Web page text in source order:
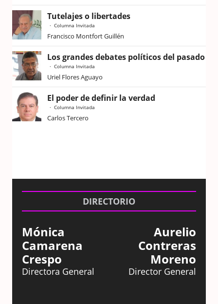
Tutelajes o libertades
Columna Invitada
Francisco Montfort Guillén
Los grandes debates políticos del pasado
Columna Invitada
Uriel Flores Aguayo
El poder de definir la verdad
Columna Invitada
Carlos Tercero
DIRECTORIO
Mónica
Camarena
Crespo
Directora General
Aurelio
Contreras
Moreno
Director General